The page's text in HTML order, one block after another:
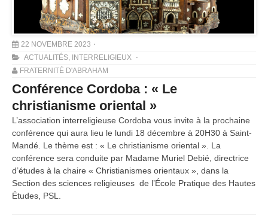
22 NOVEMBRE 2023
ACTUALITÉS, INTERRELIGIEUX
FRATERNITÉ D'ABRAHAM
Conférence Cordoba : « Le
christianisme oriental »
L’association interreligieuse Cordoba vous invite à la prochaine
conférence qui aura lieu le lundi 18 décembre à 20H30 à Saint-
Mandé. Le thème est : « Le christianisme oriental ». La
conférence sera conduite par Madame Muriel Debié, directrice
d’études à la chaire « Christianismes orientaux », dans la
Section des sciences religieuses de l’École Pratique des Hautes
Études, PSL.